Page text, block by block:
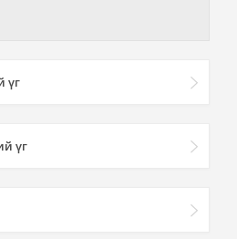
үг
үг